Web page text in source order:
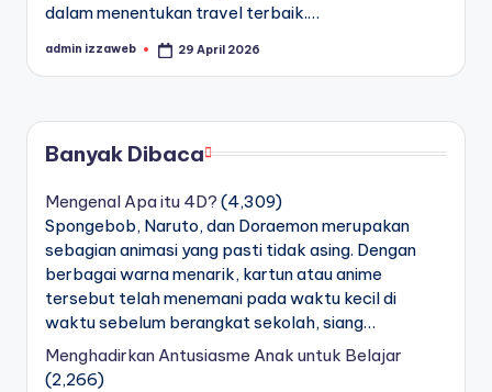
dalam menentukan travel terbaik.…
Posted
admin izzaweb 29 April 2026
Banyak Dibaca
Mengenal Apa itu 4D? (4,309)
Spongebob, Naruto, dan Doraemon merupakan
sebagian animasi yang pasti tidak asing. Dengan
berbagai warna menarik, kartun atau anime
tersebut telah menemani pada waktu kecil di
waktu sebelum berangkat sekolah, siang…
Menghadirkan Antusiasme Anak untuk Belajar
(2,266)